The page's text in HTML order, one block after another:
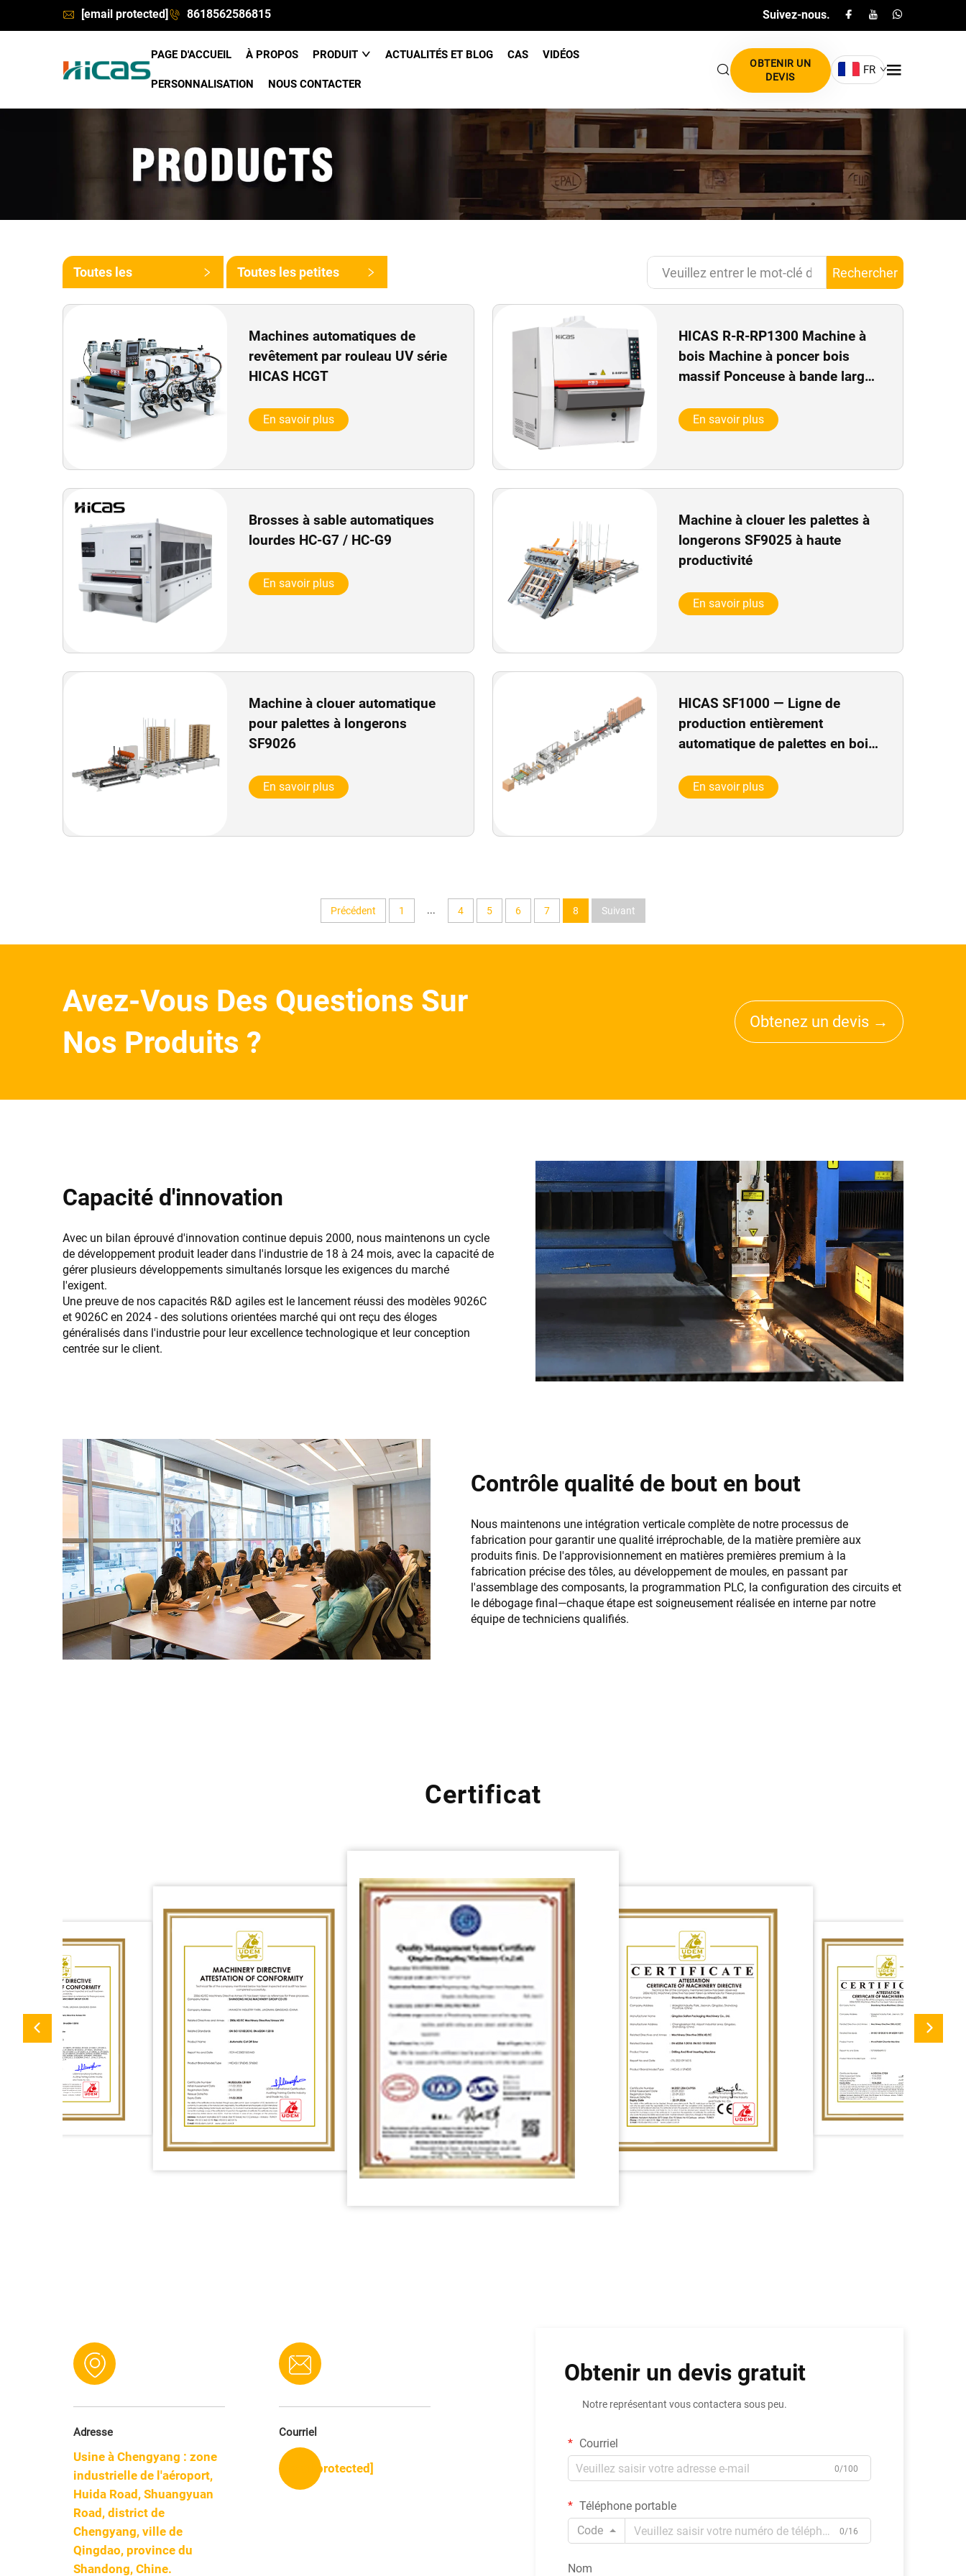
[email protected] 8618562586815 Suivez-nous.
PAGE D'ACCUEIL À PROPOS PRODUIT ACTUALITÉS ET BLOG CAS VIDÉOS
PERSONNALISATION NOUS CONTACTER
OBTENIR UN
DEVIS
FR
Toutes les
catégories
Toutes les petites
catégories
Rechercher
Machines automatiques de
revêtement par rouleau UV série
HICAS HCGT
En savoir plus
HICAS R-R-RP1300 Machine à
bois Machine à poncer bois
massif Ponceuse à bande large
En savoir plus
Brosses à sable automatiques
lourdes HC-G7 / HC-G9
En savoir plus
Machine à clouer les palettes à
longerons SF9025 à haute
productivité
En savoir plus
Machine à clouer automatique
pour palettes à longerons
SF9026
En savoir plus
HICAS SF1000 — Ligne de
production entièrement
automatique de palettes en bois
En savoir plus
Précédent 1 ... 4 5 6 7 8 Suivant
Avez-Vous Des Questions Sur
Nos Produits ?
Obtenez un devis →
Capacité d'innovation
Avec un bilan éprouvé d'innovation continue depuis 2000, nous maintenons un cycle
de développement produit leader dans l'industrie de 18 à 24 mois, avec la capacité de
gérer plusieurs développements simultanés lorsque les exigences du marché
l'exigent.
Une preuve de nos capacités R&D agiles est le lancement réussi des modèles 9026C
et 9026C en 2024 - des solutions orientées marché qui ont reçu des éloges
généralisés dans l'industrie pour leur excellence technologique et leur conception
centrée sur le client.
Contrôle qualité de bout en bout
Nous maintenons une intégration verticale complète de notre processus de
fabrication pour garantir une qualité irréprochable, de la matière première aux
produits finis. De l'approvisionnement en matières premières premium à la
fabrication précise des tôles, au développement de moules, en passant par
l'assemblage des composants, la programmation PLC, la configuration des circuits et
le débogage final—chaque étape est soigneusement réalisée en interne par notre
équipe de techniciens qualifiés.
Certificat
Adresse
Usine à Chengyang : zone
industrielle de l'aéroport,
Huida Road, Shuangyuan
Road, district de
Chengyang, ville de
Qingdao, province du
Shandong, Chine.
Courriel
[email protected]
Obtenir un devis gratuit
Notre représentant vous contactera sous peu.
Courriel
0/100
Téléphone portable
Code
0/16
Nom